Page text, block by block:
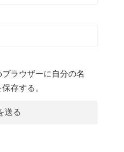
ラウザーに自分の名
存する。